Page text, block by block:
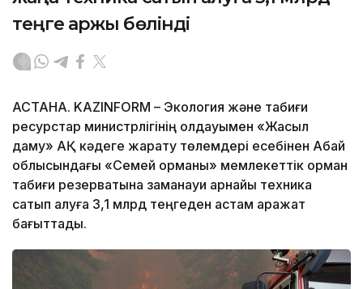
теңге қаржы бөлінді
АСТАНА. KAZINFORM – Экология және табиғи
ресурстар министрлігінің қолдауымен «Жасыл
даму» АҚ кәдеге жарату төлемдері есебінен Абай
облысындағы «Семей орманы» мемлекеттік орман
табиғи резерватына заманауи арнайы техника
сатып алуға 3,1 млрд теңгеден астам қаражат
бағыттады.